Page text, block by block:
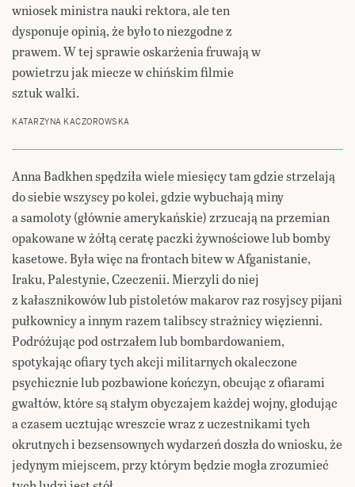
wniosek ministra nauki rektora, ale ten
dysponuje opinią, że było to niezgodne z
prawem. W tej sprawie oskarżenia fruwają w
powietrzu jak miecze w chińskim filmie
sztuk walki.
KATARZYNA KACZOROWSKA
Anna Badkhen spędziła wiele miesięcy tam gdzie strzelają
do siebie wszyscy po kolei, gdzie wybuchają miny
a samoloty (głównie amerykańskie) zrzucają na przemian
opakowane w żółtą ceratę paczki żywnościowe lub bomby
kasetowe. Była więc na frontach bitew w Afganistanie,
Iraku, Palestynie, Czeczenii. Mierzyli do niej
z kałasznikowów lub pistoletów makarov raz rosyjscy pijani
pułkownicy a innym razem talibscy strażnicy więzienni.
Podróżując pod ostrzałem lub bombardowaniem,
spotykając ofiary tych akcji militarnych okaleczone
psychicznie lub pozbawione kończyn, obcując z ofiarami
gwałtów, które są stałym obyczajem każdej wojny, głodując
a czasem ucztując wreszcie wraz z uczestnikami tych
okrutnych i bezsensownych wydarzeń doszła do wniosku, że
jedynym miejscem, przy którym będzie mogła zrozumieć